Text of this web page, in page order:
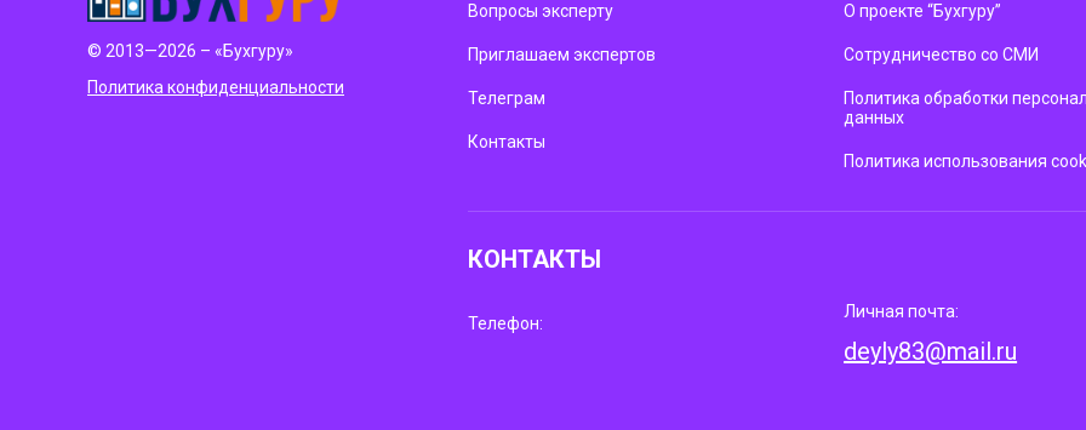
© 2013—2026 – «Бухгуру»
Политика конфиденциальности
Вопросы эксперту
Приглашаем экспертов
Телеграм
Контакты
О проекте “Бухгуру”
Сотрудничество со СМИ
Политика обработки
данных
Политика использования
КОНТАКТЫ
Телефон:
Личная почта:
deyly83@mail.ru